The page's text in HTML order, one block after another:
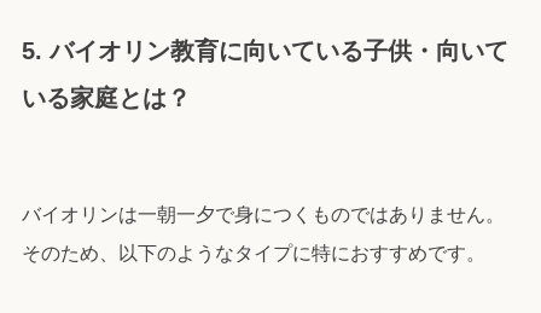
5. バイオリン教育に向いている子供・向いて
いる家庭とは？
バイオリンは一朝一夕で身につくものではありません。
そのため、以下のようなタイプに特におすすめです。